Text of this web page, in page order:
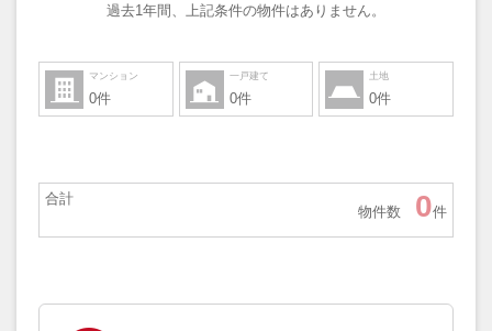
過去1年間、上記条件の物件はありません。
マンション
0件
一戸建て
0件
土地
0件
合計
物件数 0件